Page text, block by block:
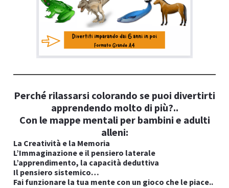
Perché rilassarsi colorando se puoi divertirti
apprendendo molto di più?..
Con le mappe mentali per bambini e adulti
alleni:
La Creatività e la Memoria
L’Immaginazione e il pensiero laterale
L’apprendimento, la capacità deduttiva
Il pensiero sistemico…
Fai funzionare la tua mente con un gioco che le piace..